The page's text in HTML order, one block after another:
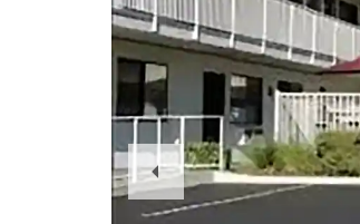
Previous
Slide